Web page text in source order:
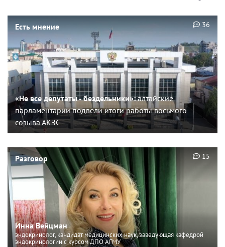
Есть мнение
«Не все депутаты - бездельники»:алтайские
парламентарии подвели итоги работы восьмого
созыва АКЗС
36
Разговор
Инна Вейцман
эндокринолог, кандидат медицинских наук, заведующая кафедрой
эндокринологии с курсом ДПО АГМУ
15